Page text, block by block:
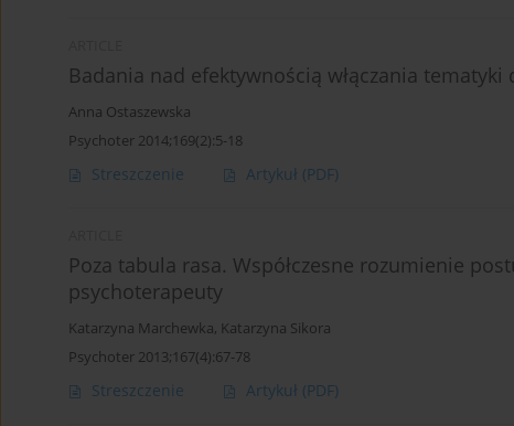
Badania nad efektywnością włączania
Anna Ostaszewska
Psychoter 2014;169(2):5-18
Streszczenie Artykuł (PDF)
Poza tabula rasa. Współczesne rozumienie
psychoterapeuty
Katarzyna Marchewka, Katarzyna Sikora
Psychoter 2013;167(4):67-78
Streszczenie Artykuł (PDF)